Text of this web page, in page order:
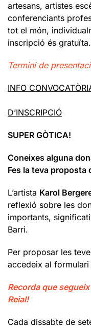
artesans, artistes
conferenciants
tot el món,
inscripció és gratuïta.
Termini de
INFO
D’INSCRIPCIÓ
SUPER GÒTICA!
Coneixes alguna
Fes la teva proposta
L’artista Karol
reflexió sobre les
importants,
Barri.
Per proposar les
accedeix al
Recorda que
Reial!
Cada dissabte de